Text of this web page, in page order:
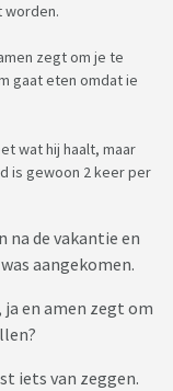
worden.
zegt om je te
gaat eten omdat ie
wat hij haalt, maar
is gewoon 2 keer per
na de vakantie en
aangekomen.
en amen zegt om
iets van zeggen.